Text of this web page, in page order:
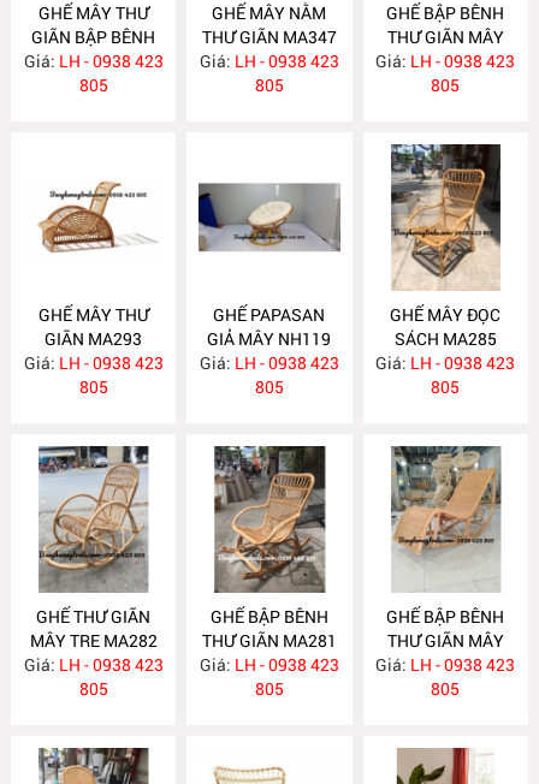
GHẾ MÂY THƯ
GIÃN BẬP BÊNH
MA348
Giá: LH - 0938 423
805
GHẾ MÂY NẰM
THƯ GIÃN MA347
Giá: LH - 0938 423
805
GHẾ BẬP BÊNH
THƯ GIÃN MÂY
TRE MA339
Giá: LH - 0938 423
805
GHẾ MÂY THƯ
GIÃN MA293
Giá: LH - 0938 423
805
GHẾ PAPASAN
GIẢ MÂY NH119
Giá: LH - 0938 423
805
GHẾ MÂY ĐỌC
SÁCH MA285
Giá: LH - 0938 423
805
GHẾ THƯ GIÃN
MÂY TRE MA282
Giá: LH - 0938 423
805
GHẾ BẬP BÊNH
THƯ GIÃN MA281
Giá: LH - 0938 423
805
GHẾ BẬP BÊNH
THƯ GIÃN MÂY
TỰ NHIÊN MA267
Giá: LH - 0938 423
805